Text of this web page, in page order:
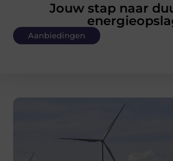
Jouw stap naar
Aanbiedingen